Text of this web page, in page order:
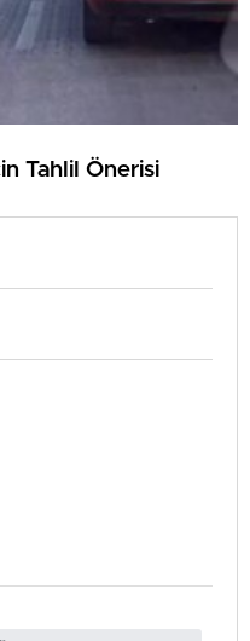
Tahlil Önerisi